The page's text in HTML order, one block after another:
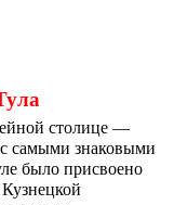
столице —
с самыми знаковыми
было присвоено